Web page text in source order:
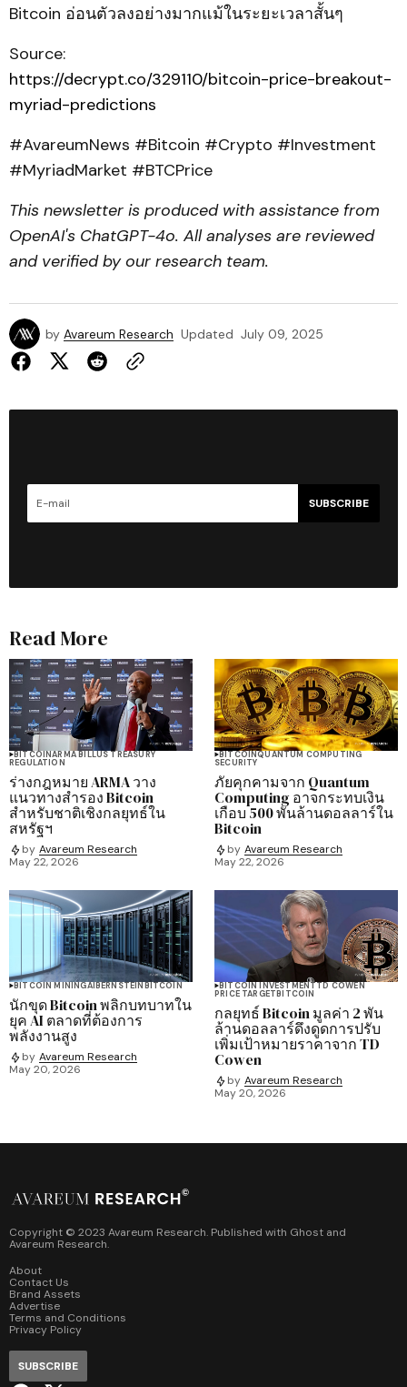
Bitcoin อ่อนตัวลงอย่างมากแม้ในระยะเวลาสั้นๆ
Source:
https://decrypt.co/329110/bitcoin-price-breakout-
myriad-predictions
#AvareumNews #Bitcoin #Crypto #Investment
#MyriadMarket #BTCPrice
This newsletter is produced with assistance from
OpenAI's ChatGPT-4o. All analyses are reviewed
and verified by our research team.
by Avareum Research Updated July 09, 2025
SUBSCRIBE
Read More
BITCOINARMA BILLUS TREASURY
REGULATION
ร่างกฎหมาย ARMA วาง
แนวทางสำรอง Bitcoin
สำหรับชาติเชิงกลยุทธ์ใน
สหรัฐฯ
by Avareum Research
May 22, 2026
BITCOINQUANTUM COMPUTING
SECURITY
ภัยคุกคามจาก Quantum
Computing อาจกระทบเงิน
เกือบ 500 พันล้านดอลลาร์ใน
Bitcoin
by Avareum Research
May 22, 2026
BITCOIN MININGAIBERNSTEINBITCOIN
นักขุด Bitcoin พลิกบทบาทใน
ยุค AI ตลาดที่ต้องการ
พลังงานสูง
by Avareum Research
May 20, 2026
BITCOIN INVESTMENTTD COWEN
PRICE TARGETBITCOIN
กลยุทธ์ Bitcoin มูลค่า 2 พัน
ล้านดอลลาร์ดึงดูดการปรับ
เพิ่มเป้าหมายราคาจาก TD
Cowen
by Avareum Research
May 20, 2026
Copyright © 2023 Avareum Research. Published with Ghost and
Avareum Research.
About
Contact Us
Brand Assets
Advertise
Terms and Conditions
Privacy Policy
SUBSCRIBE